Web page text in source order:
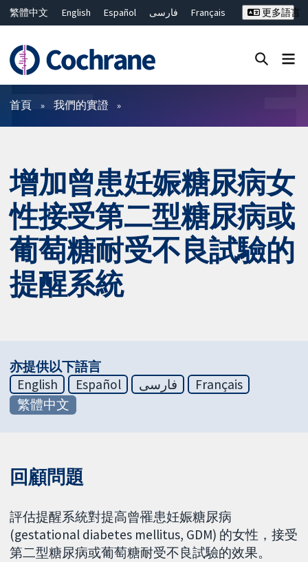
繁體中文 English Español فارسی
Français
ไทย
简体中文
更多語言
篩選條件
首頁 我們的實證
增加曾患妊娠糖尿病女
性接受第二型糖尿病或
葡萄糖耐受不良試驗的
提醒系統
亦提供以下語言
English
Español فارسی
Français
繁體中文
回顧問題
評估提醒系統對提高曾罹患妊娠糖尿病
(gestational diabetes mellitus, GDM) 的女性，接受
第二型糖尿病或葡萄糖耐受不良試驗的效果。